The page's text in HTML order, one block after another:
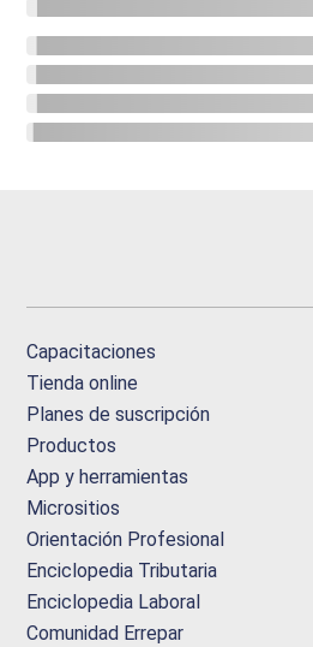
Capacitaciones
Tienda online
Planes de suscripción
Productos
App y herramientas
Micrositios
Orientación Profesional
Enciclopedia Tributaria
Enciclopedia Laboral
Comunidad Errepar